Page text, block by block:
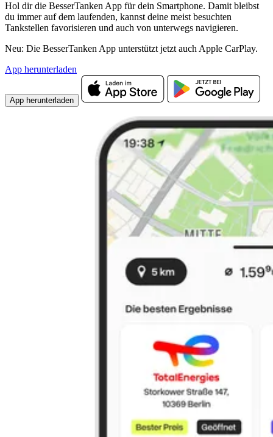
Hol dir die BesserTanken App für dein Smartphone. Damit bleibst
du immer auf dem laufenden, kannst deine meist besuchten
Tankstellen favorisieren und auch von unterwegs navigieren.
Neu: Die BesserTanken App unterstützt jetzt auch Apple CarPlay.
App herunterladen
App herunterladen